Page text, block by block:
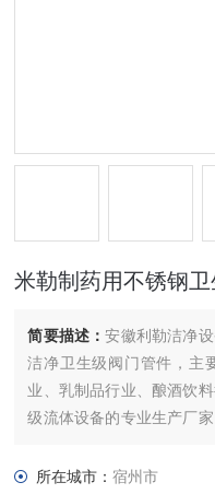
米勒制药用不锈钢
简要描述：安徽利勒洁净
洁净卫生级阀门管件，主
业、乳制品行业、酿酒饮
级流体设备的专业生产厂
空法兰，真空管件，真空
所在城市：宿州市